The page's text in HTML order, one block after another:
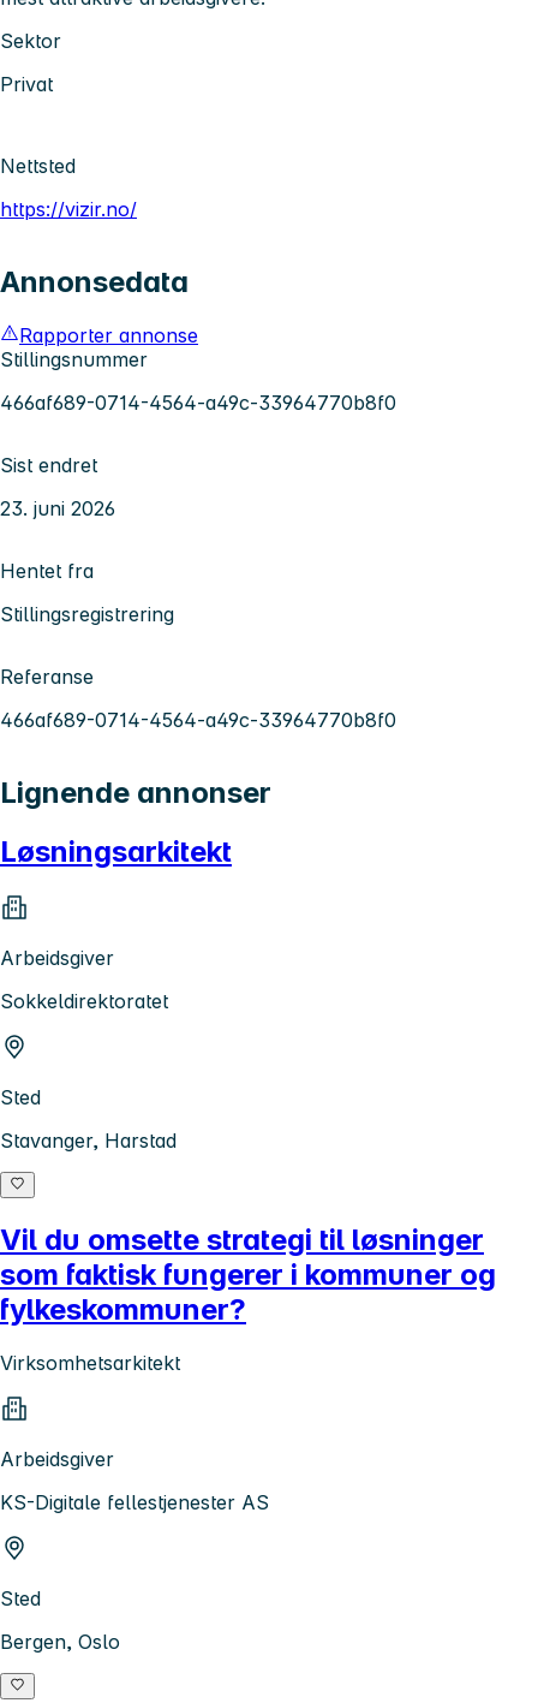
Sektor
Privat
Nettsted
https://vizir.no/
Annonsedata
Rapporter annonse
Stillingsnummer
466af689-0714-4564-a49c-33964770b8f0
Sist endret
23. juni 2026
Hentet fra
Stillingsregistrering
Referanse
466af689-0714-4564-a49c-33964770b8f0
Lignende annonser
Løsningsarkitekt
Arbeidsgiver
Sokkeldirektoratet
Sted
Stavanger, Harstad
Vil du omsette strategi til løsninger
som faktisk fungerer i kommuner og
fylkeskommuner?
Virksomhetsarkitekt
Arbeidsgiver
KS-Digitale fellestjenester AS
Sted
Bergen, Oslo